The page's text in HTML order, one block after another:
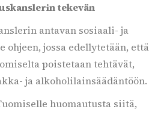
tekevän
antavan sosiaali- ja
jossa edellytetään, että
poistetaan tehtävät,
ja alkoholilainsäädäntöön.
huomautusta siitä,